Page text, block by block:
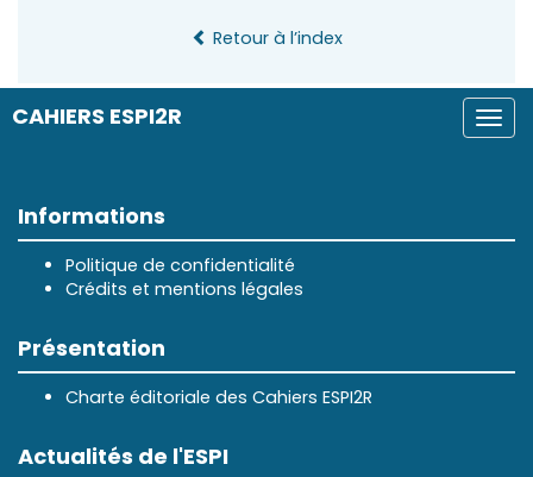
CAHIERS ESPI2R
Retour à l’index
Informations
Politique de confidentialité
Crédits et mentions légales
Présentation
Charte éditoriale des Cahiers ESPI2R
Actualités de l'ESPI